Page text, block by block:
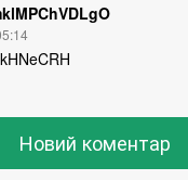
Новий коментар